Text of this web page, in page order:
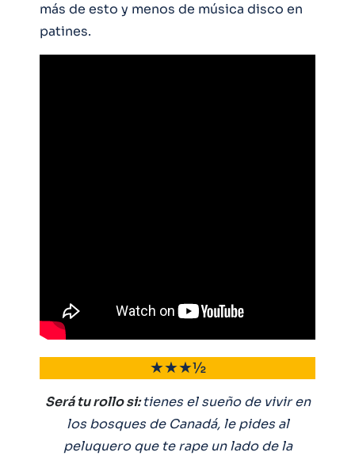
más de esto y menos de música disco en
patines.
★★★½
Será tu rollo si:tienes el sueño de vivir en
los bosques de Canadá, le pides al
peluquero que te rape un lado de la